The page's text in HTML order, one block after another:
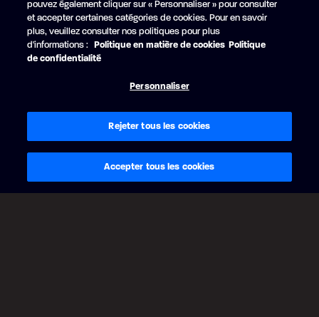
ROUGE RUBIS
+2 669 $ CAD
Édition Noire
Bande - Noir mat
CONTINUER
pouvez également cliquer sur « Personnaliser » pour consulter
et accepter certaines catégories de cookies. Pour en savoir
plus, veuillez consulter nos politiques pour plus
d'informations : Politique en matière de cookies Politique
de confidentialité
Personnaliser
Rejeter tous les cookies
Accepter tous les cookies